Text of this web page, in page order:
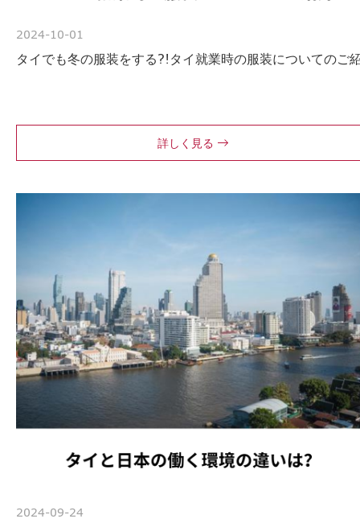
2024-10-01
タイでも冬の服装をする?!タイ就業時の服装についてのご
詳しく見る
2024-09-24